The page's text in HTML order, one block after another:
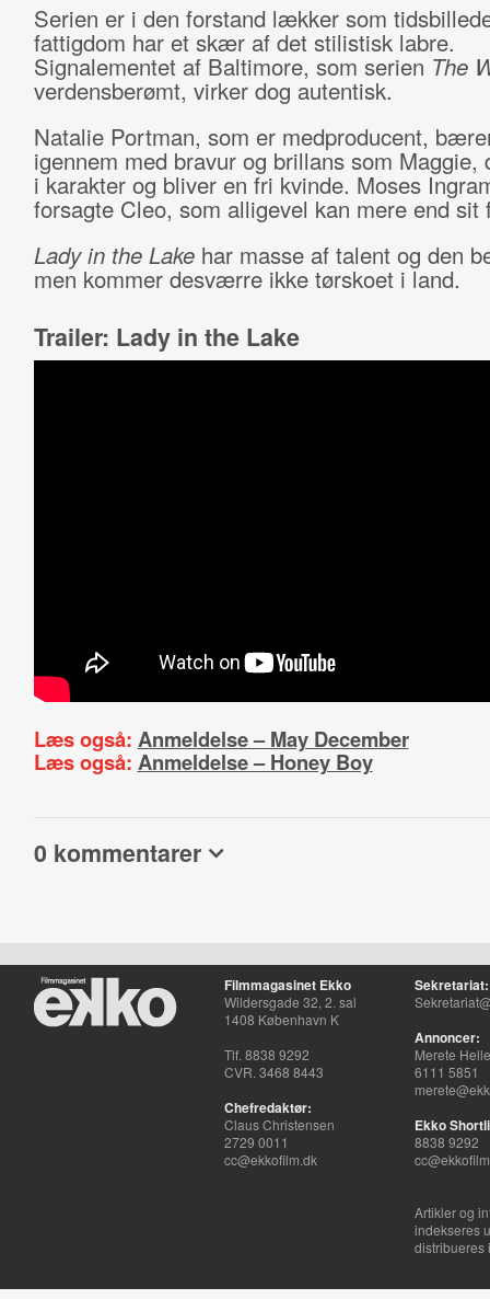
Serien er i den forstand lækker som
fattigdom har et skær af det stilistisk labre.
Signalementet af Baltimore, som serien The
verdensberømt, virker dog autentisk.
Natalie Portman, som er medproducent,
igennem med bravur og brillans som
i karakter og bliver en fri kvinde. Moses
forsagte Cleo, som alligevel kan mere end sit
Lady in the Lakehar masse af talent og den
men kommer desværre ikke tørskoet i land.
Trailer: Lady in the Lake
Læs også: Anmeldelse – May December
Læs også: Anmeldelse – Honey Boy
0 kommentarer
Filmmagasinet Ekko
Wildersgade 32, 2. sal
1408 København K
Tlf. 8838 9292
CVR. 3468 8443
Chefredaktør:
Claus Christensen
2729 0011
cc@ekkofilm.dk
Sekretariat:
Annoncer:
Merete
6111 5851
Ekko
8838 9292
Artikler og
indekseres
distribueres